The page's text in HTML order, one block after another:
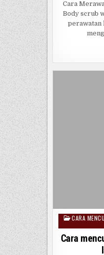
Cara
Body scrub
perawatan
Posted
in
CARA
Cara